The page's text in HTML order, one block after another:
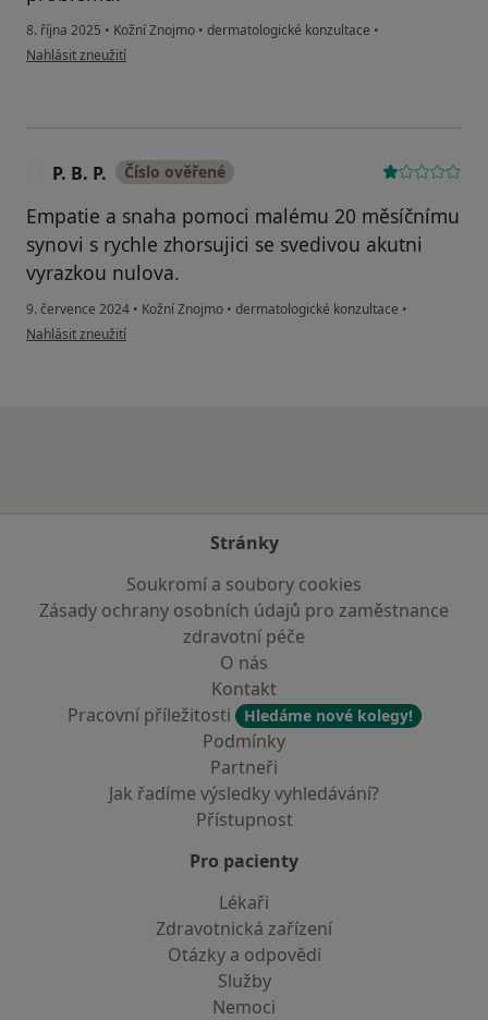
8. října 2025 • Kožní Znojmo • dermatologické konzultace •
podle názoru uživatele Marie Doležalová
Nahlásit zneužití
P. B. P. Číslo ověřené
Empatie a snaha pomoci malému 20 měsíčnímu
synovi s rychle zhorsujici se svedivou akutni
vyrazkou nulova.
9. července 2024 • Kožní Znojmo • dermatologické konzultace •
podle názoru uživatele P. B. P.
Nahlásit zneužití
Stránky
Soukromí a soubory cookies
Zásady ochrany osobních údajů pro zaměstnance
zdravotní péče
O nás
Kontakt
Pracovní příležitosti
Hledáme nové kolegy!
Podmínky
Partneři
Jak řadíme výsledky vyhledávání?
Přístupnost
Pro pacienty
Lékaři
Zdravotnická zařízení
Otázky a odpovědi
Služby
Nemoci